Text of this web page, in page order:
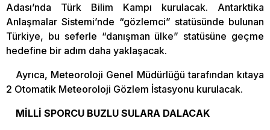
Adası’nda Türk Bilim Kampı kurulacak. Antarktika
Anlaşmalar Sistemi’nde “gözlemci” statüsünde bulunan
Türkiye, bu seferle “danışman ülke” statüsüne geçme
hedefine bir adım daha yaklaşacak.
Ayrıca, Meteoroloji Genel Müdürlüğü tarafından kıtaya
2 Otomatik Meteoroloji Gözlem İstasyonu kurulacak.
MİLLİ SPORCU BUZLU SULARA DALACAK